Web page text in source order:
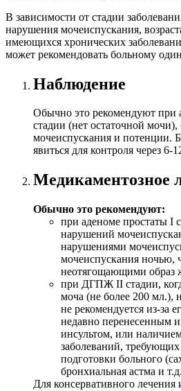
В зависимости от стадии
нарушения мочеиспускания,
имеющихся хронических
может рекомендовать больному
Наблюдение
Обычно это рекомендуют при
стадии (нет остаточной
мочеиспускания и потенции.
явиться для контроля через 6-
Медикаментозное
Обычно это рекомендуют:
при аденоме простаты I
нарушений
нарушениями
мочеиспускания ночью,
неотягощающими образ
при ДГПЖ II стадии,
моча (не более 200 мл.),
не рекомендуется из-за
недавно перенесенным
инсультом, или
заболеваний,
подготовки больного
бронхиальная астма и
Для консервативного